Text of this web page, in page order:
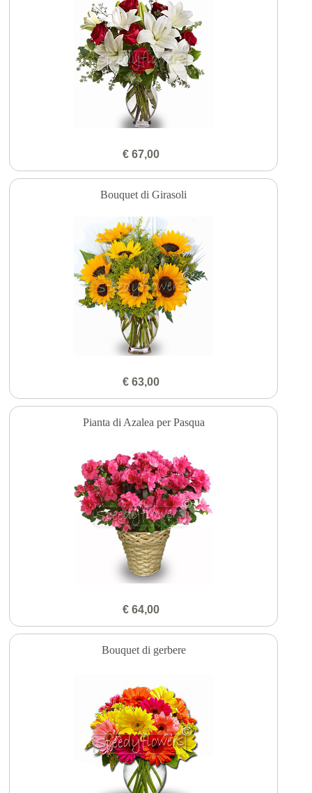
€ 67,00
Bouquet di Girasoli
€ 63,00
Pianta di Azalea per Pasqua
€ 64,00
Bouquet di gerbere